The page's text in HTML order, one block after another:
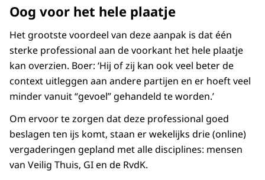
Oog voor het hele plaatje
Het grootste voordeel van deze aanpak is dat één
sterke professional aan de voorkant het hele plaatje
kan overzien. Boer: ‘Hij of zij kan ook veel beter de
context uitleggen aan andere partijen en er hoeft veel
minder vanuit “gevoel” gehandeld te worden.’
Om ervoor te zorgen dat deze professional goed
beslagen ten ijs komt, staan er wekelijks drie (online)
vergaderingen gepland met alle disciplines: mensen
van Veilig Thuis, GI en de RvdK.